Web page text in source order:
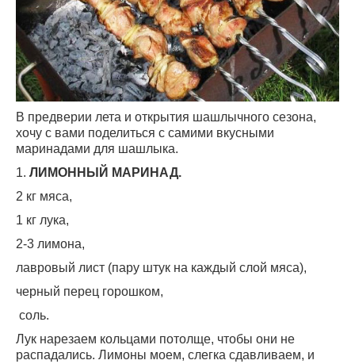
В предверии лета и открытия шашлычного сезона,
хочу с вами поделиться с самими вкусными
маринадами для шашлыка.
1. ЛИМОННЫЙ МАРИН АД.
2 кг мяса,
1 кг лука,
2-3 лимона,
лавровый лист (пару штук на каждый слой мяса),
черный перец горошком,
соль.
Лук нарезаем кольцами потолще, чтобы они не
распадались. Лимоны моем, слегка сдавливаем, и